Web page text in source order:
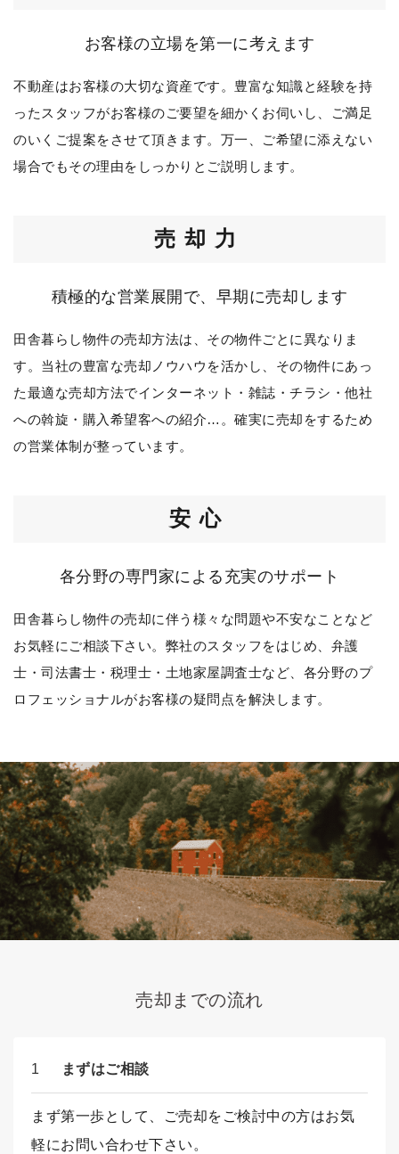
お客様の立場を第一に考えます
不動産はお客様の大切な資産です。豊富な知識と経験を持
ったスタッフがお客様のご要望を細かくお伺いし、ご満足
のいくご提案をさせて頂きます。万一、ご希望に添えない
場合でもその理由をしっかりとご説明します。
売却力
積極的な営業展開で、早期に売却します
田舎暮らし物件の売却方法は、その物件ごとに異なりま
す。当社の豊富な売却ノウハウを活かし、その物件にあっ
た最適な売却方法でインターネット・雑誌・チラシ・他社
への斡旋・購入希望客への紹介…。確実に売却をするため
の営業体制が整っています。
安心
各分野の専門家による充実のサポート
田舎暮らし物件の売却に伴う様々な問題や不安なことなど
お気軽にご相談下さい。弊社のスタッフをはじめ、弁護
士・司法書士・税理士・土地家屋調査士など、各分野のプ
ロフェッショナルがお客様の疑問点を解決します。
売却までの流れ
1 まずはご相談
まず第一歩として、ご売却をご検討中の方はお気
軽にお問い合わせ下さい。